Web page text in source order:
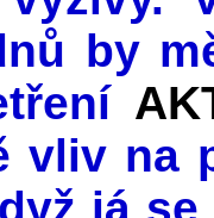
by
vliv na